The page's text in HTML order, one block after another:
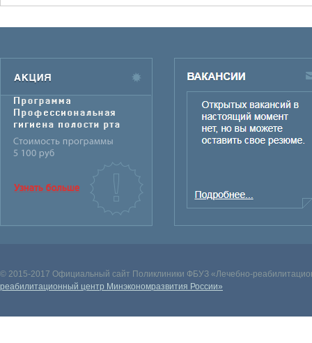
© 2015-2017 Официальный сайт Поликлиники ФБУЗ «Лечебно-
реабилитационный центр Минэкономразвития России»